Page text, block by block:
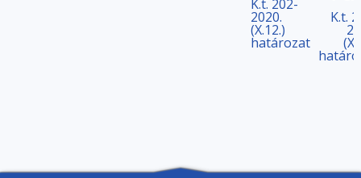
K.t. 202-
2020.
(X.12.)
határozat
K.t.